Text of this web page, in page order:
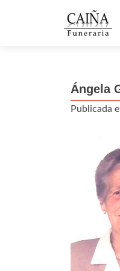
Ángela
Publicada